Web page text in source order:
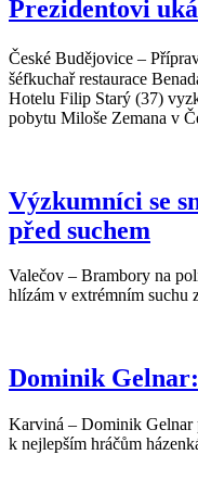
Prezidentovi
České Budějovice –
šéfkuchař restaurace
Hotelu Filip Starý (37)
pobytu Miloše Zemana v
Výzkumníci se
před suchem
Valečov – Brambory na
hlízám v extrémním suchu
Dominik
Karviná – Dominik Gelnar
k nejlepším hráčům